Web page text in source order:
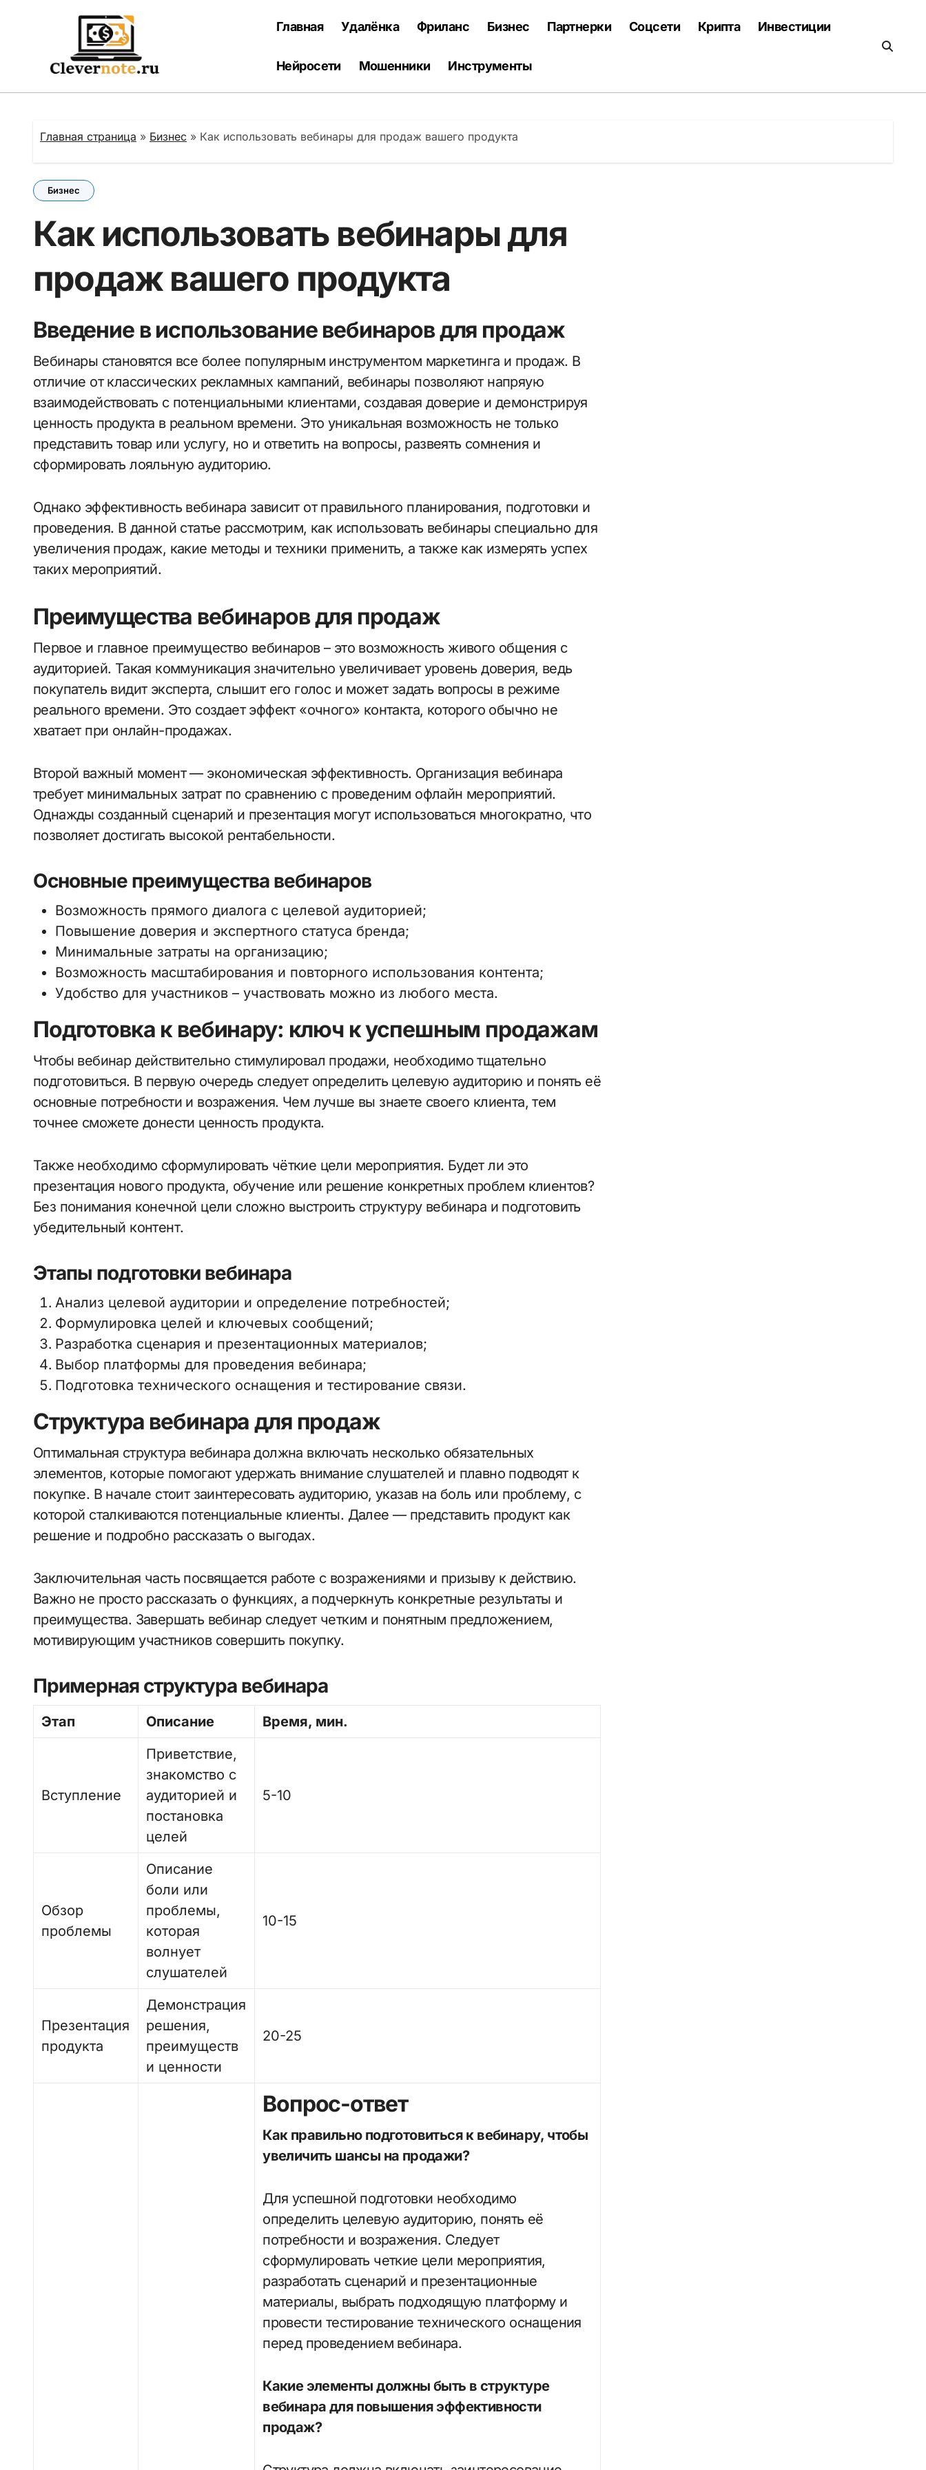
Главная Удалёнка Фриланс Бизнес Партнерки Соцсети Крипта Инвестиции
Нейросети Мошенники Инструменты
Главная страница » Бизнес » Как использовать вебинары для продаж вашего продукта
Бизнес
Как использовать вебинары для
продаж вашего продукта
Введение в использование вебинаров для продаж
Вебинары становятся все более популярным инструментом маркетинга и продаж. В
отличие от классических рекламных кампаний, вебинары позволяют напряую
взаимодействовать с потенциальными клиентами, создавая доверие и демонстрируя
ценность продукта в реальном времени. Это уникальная возможность не только
представить товар или услугу, но и ответить на вопросы, развеять сомнения и
сформировать лояльную аудиторию.
Однако эффективность вебинара зависит от правильного планирования, подготовки и
проведения. В данной статье рассмотрим, как использовать вебинары специально для
увеличения продаж, какие методы и техники применить, а также как измерять успех
таких мероприятий.
Преимущества вебинаров для продаж
Первое и главное преимущество вебинаров – это возможность живого общения с
аудиторией. Такая коммуникация значительно увеличивает уровень доверия, ведь
покупатель видит эксперта, слышит его голос и может задать вопросы в режиме
реального времени. Это создает эффект «очного» контакта, которого обычно не
хватает при онлайн-продажах.
Второй важный момент — экономическая эффективность. Организация вебинара
требует минимальных затрат по сравнению с проведеним офлайн мероприятий.
Однажды созданный сценарий и презентация могут использоваться многократно, что
позволяет достигать высокой рентабельности.
Основные преимущества вебинаров
Возможность прямого диалога с целевой аудиторией;
Повышение доверия и экспертного статуса бренда;
Минимальные затраты на организацию;
Возможность масштабирования и повторного использования контента;
Удобство для участников – участвовать можно из любого места.
Подготовка к вебинару: ключ к успешным продажам
Чтобы вебинар действительно стимулировал продажи, необходимо тщательно
подготовиться. В первую очередь следует определить целевую аудиторию и понять её
основные потребности и возражения. Чем лучше вы знаете своего клиента, тем
точнее сможете донести ценность продукта.
Также необходимо сформулировать чёткие цели мероприятия. Будет ли это
презентация нового продукта, обучение или решение конкретных проблем клиентов?
Без понимания конечной цели сложно выстроить структуру вебинара и подготовить
убедительный контент.
Этапы подготовки вебинара
Анализ целевой аудитории и определение потребностей;
Формулировка целей и ключевых сообщений;
Разработка сценария и презентационных материалов;
Выбор платформы для проведения вебинара;
Подготовка технического оснащения и тестирование связи.
Структура вебинара для продаж
Оптимальная структура вебинара должна включать несколько обязательных
элементов, которые помогают удержать внимание слушателей и плавно подводят к
покупке. В начале стоит заинтересовать аудиторию, указав на боль или проблему, с
которой сталкиваются потенциальные клиенты. Далее — представить продукт как
решение и подробно рассказать о выгодах.
Заключительная часть посвящается работе с возражениями и призыву к действию.
Важно не просто рассказать о функциях, а подчеркнуть конкретные результаты и
преимущества. Завершать вебинар следует четким и понятным предложением,
мотивирующим участников совершить покупку.
Примерная структура вебинара
Этап Описание Время, мин.
Вступление
Приветствие,
знакомство с
аудиторией и
постановка
целей
5-10
Обзор
проблемы
Описание
боли или
проблемы,
которая
волнует
слушателей
10-15
Презентация
продукта
Демонстрация
решения,
преимуществ
и ценности
20-25
Вопрос-ответ
Как правильно подготовиться к вебинару, чтобы
увеличить шансы на продажи?
Для успешной подготовки необходимо
определить целевую аудиторию, понять её
потребности и возражения. Следует
сформулировать четкие цели мероприятия,
разработать сценарий и презентационные
материалы, выбрать подходящую платформу и
провести тестирование технического оснащения
перед проведением вебинара.
Какие элементы должны быть в структуре
вебинара для повышения эффективности
продаж?